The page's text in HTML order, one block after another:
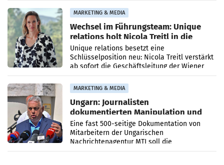
MARKETING & MEDIA
Wechsel im Führungsteam: Unique
relations holt Nicola Treitl in die
Geschäftsleitung
Unique relations besetzt eine
Schlüsselposition neu: Nicola Treitl verstärkt
ab sofort die Geschäftsleitung der Wiener
PR-Agentur an der Seite von Josef Kalina und
Anna Kalina-Mahr.
MARKETING & MEDIA
Ungarn: Journalisten
dokumentierten Manipulation und
Zensur
Eine fast 500-seitige Dokumentation von
Mitarbeitern der Ungarischen
Nachrichtenagentur MTI soll die
systematische Nachrichten-Manipulation und